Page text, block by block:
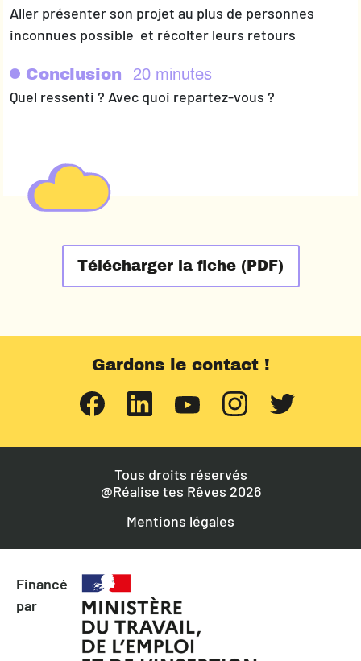
Aller présenter son projet au plus de personnes
inconnues possible et récolter leurs retours
Conclusion 20 minutes
Quel ressenti ? Avec quoi repartez-vous ?
Télécharger la fiche (PDF)
Gardons le contact !
Tous droits réservés
@Réalise tes Rêves 2026
Mentions légales
Financé
par